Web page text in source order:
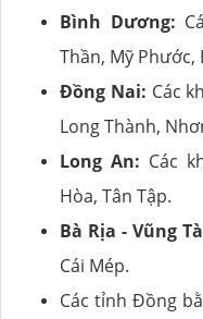
Bình Dương:
Thần, Mỹ Phước,
Đồng Nai: Các
Long Thành,
Long An: Các
Hòa, Tân Tập.
Bà Rịa - Vũng
Cái Mép.
Các tỉnh Đồng